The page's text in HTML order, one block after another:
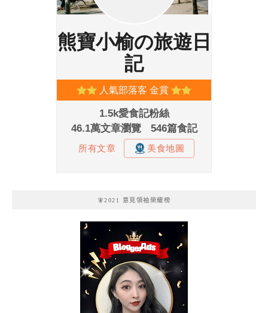
🧚2021 意見領袖榮耀榜